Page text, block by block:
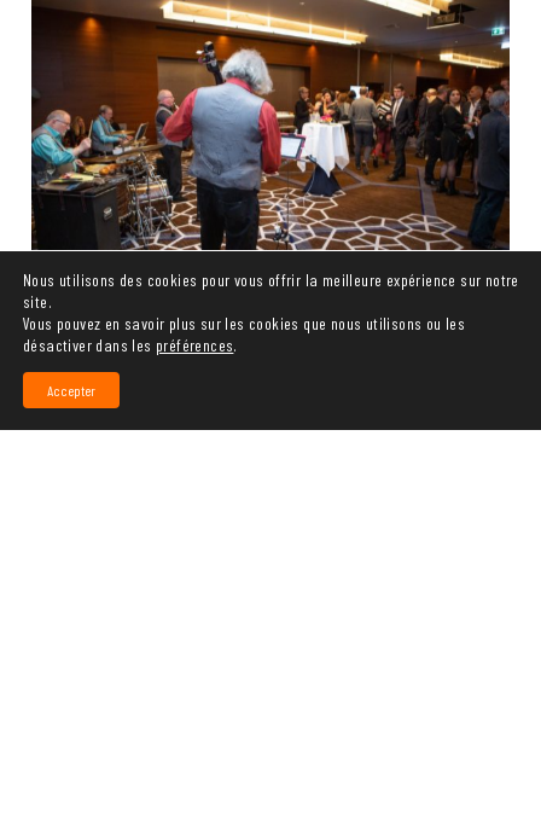
4ÈME COURSE SPONSORISÉE
14.06.26
S'INSCRIRE
Nous utilisons des cookies pour vous offrir la meilleure expérience sur notre
site.
Vous pouvez en savoir plus sur les cookies que nous utilisons ou les
désactiver dans les préférences.
Accepter